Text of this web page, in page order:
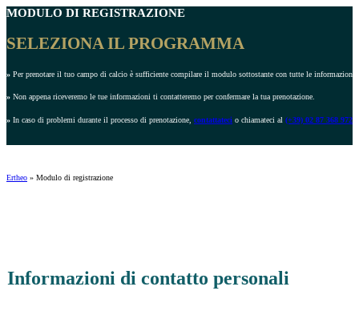
MODULO DI REGISTRAZIONE
SELEZIONA IL PROGRAMMA
» Per prenotare il tuo campo di calcio è sufficiente compilare il modulo sottostante con tutte le informazioni
» Non appena riceveremo le tue informazioni ti contatteremo per confermare la tua prenotazione.
» In caso di problemi durante il processo di prenotazione, contattateci o chiamateci al (+39) 02 87 368 972
Ertheo » Modulo di registrazione
Informazioni di contatto personali